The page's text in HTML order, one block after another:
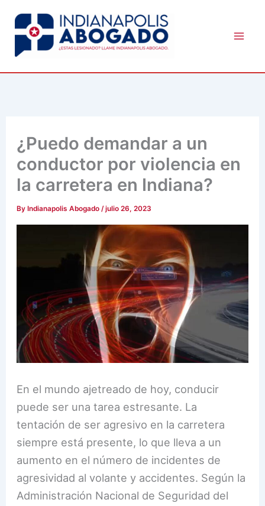
content
¿Puedo demandar a un
conductor por violencia en
la carretera en Indiana?
ByIndianapolis Abogado /julio 26, 2023
En el mundo ajetreado de hoy, conducir
puede ser una tarea estresante. La
tentación de ser agresivo en la carretera
siempre está presente, lo que lleva a un
aumento en el número de incidentes de
agresividad al volante y accidentes. Según la
Administración Nacional de Seguridad del